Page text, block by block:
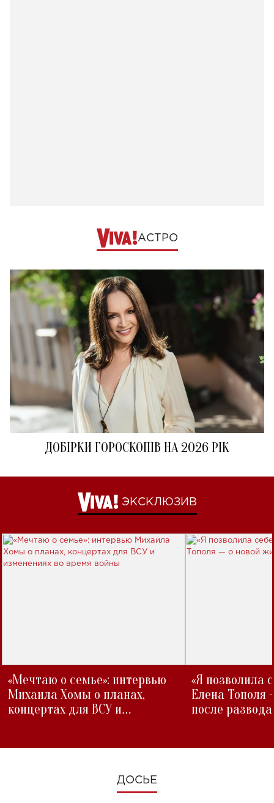
АСТРО
ДОБІРКИ ГОРОСКОПІВ НА 2026 РІК
ЭКСКЛЮЗИВ
«Мечтаю о семье»: интервью
Михаила Хомы о планах,
концертах для ВСУ и
«Я позволила
Елена Тополя
после развода
ДОСЬЕ